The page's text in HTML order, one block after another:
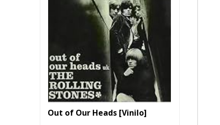
Out of Our Heads [Vinilo]